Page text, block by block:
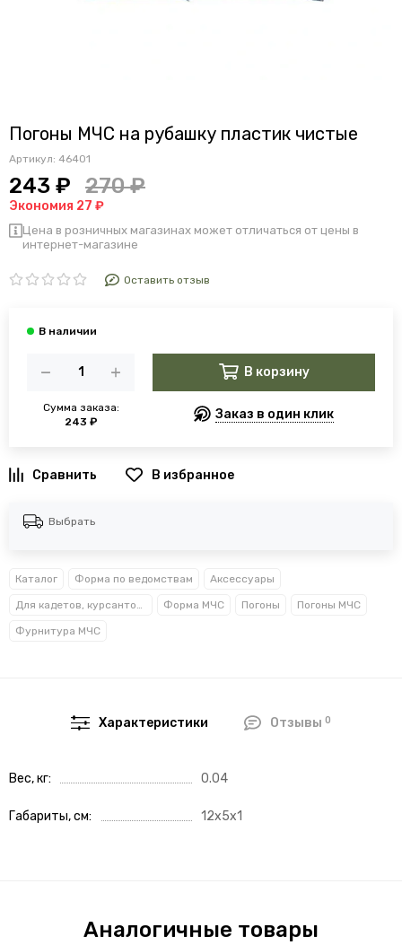
Погоны МЧС на рубашку пластик чистые
Артикул: 46401
243 ₽ 270 ₽
Экономия 27 ₽
Цена в розничных магазинах может отличаться от цены в
интернет-магазине
Оставить отзыв
Сумма заказа:
243 ₽
В корзину
Заказ в один клик
В избранное
Выбрать
Каталог Форма по ведомствам Аксессуары
Для кадетов, курсантов, студентов Форма МЧС Погоны Погоны МЧС
Фурнитура МЧС
Характеристики Отзывы 0
Вес, кг 0.04
Габариты, см 12x5x1
Аналогичные товары